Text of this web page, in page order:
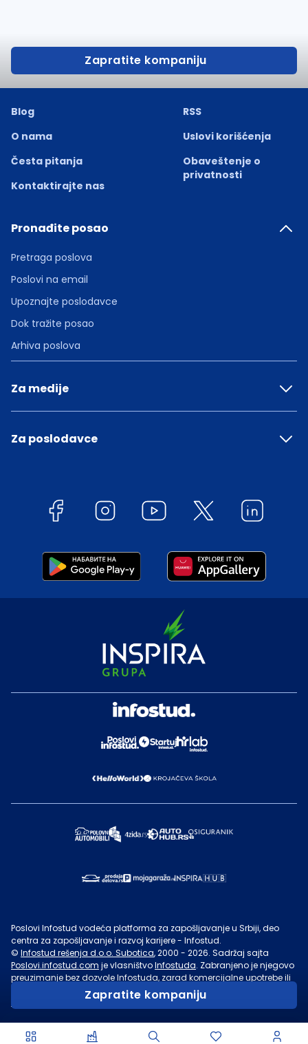
Zapratite kompaniju
Zapratite kompaniju
Blog
O nama
Česta pitanja
Kontaktirajte nas
RSS
Uslovi korišćenja
Obaveštenje o
privatnosti
Pronađite posao
Pretraga poslova
Poslovi na email
Upoznajte poslodavce
Dok tražite posao
Arhiva poslova
Za medije
Za poslodavce
Poslovi Infostud vodeća platforma za zapošljavanje u Srbiji, deo
centra za zapošljavanje i razvoj karijere - Infostud.
© Infostud rešenja d.o.o. Subotica, 2000 - 2026. Sadržaj sajta
Poslovi.infostud.com je vlasništvoInfostuda. Zabranjeno je njegovo
preuzimanje bez dozvoleInfostuda, zarad komercijalne upotrebe ili
u druge svrhe, osim za lične potrebe posetilaca sajta.